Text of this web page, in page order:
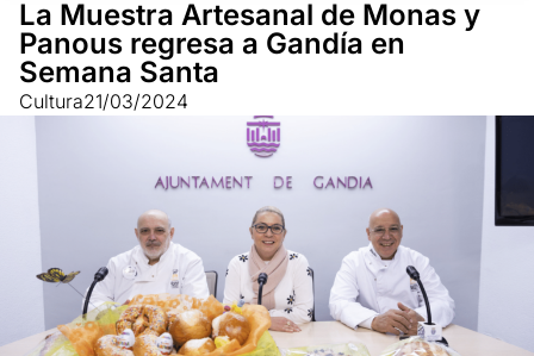
La Muestra Artesanal de Monas y
Panous regresa a Gandía en
Semana Santa
Cultura21/03/2024